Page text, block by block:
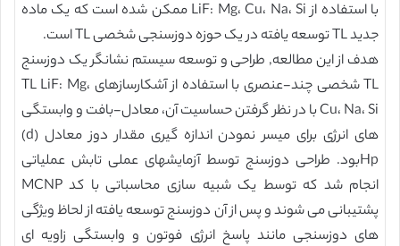
با استفاده از LiF: Mg، Cu، Na، Si ممکن شده است که یک ماده
جدید TL توسعه یافته در یک حوزه دوزسنجی شخصی TL است.
هدف از این مطالعه, طراحی و توسعه سیستم نشانگر یک دوزسنج
TL شخصی چند-عنصری با استفاده از آشکارسازهای TL LiF: Mg،
Cu، Na، Si با در نظر گرفتن حساسیت آن، معادل-بافت و وابستگی
های انرژی برای میسر نمودن اندازه گیری مقدار دوز معادل (d)
Hpبود. طراحی دوزسنج توسط آزمایشهای عملی تابش عملیاتی
انجام شد که توسط یک شبیه سازی محاسباتی با کد MCNP
پشتیبانی می شوند و پس از آن دوزسنج توسعه یافته از لحاظ ویژگی
های دوزسنجی مانند پاسخ انرژی فوتون و وابستگی زاویه ای